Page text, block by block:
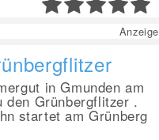
Anzeige
in Gmunden am
den Grünbergflitzer .
startet am Grünberg